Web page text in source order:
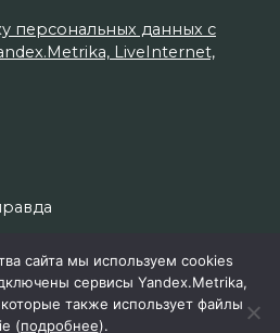
персональных данных с
LiveInternet,
сайта мы используем cookies
сервисы Yandex.Metrika,
также использует файлы
(подробнее).